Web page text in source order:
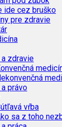
ide cez bruško
pre zdravie
a zdravie
právo
vŕba
sa z toho